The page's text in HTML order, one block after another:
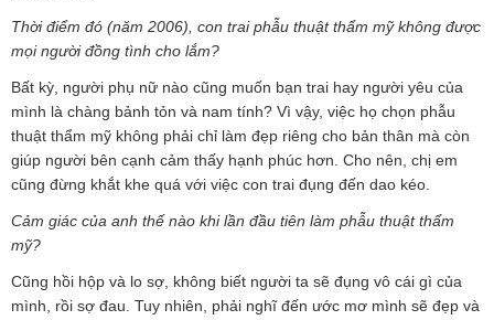
Thời điểm đó (năm 2006), con trai phẫu thuật thẩm mỹ không được
mọi người đồng tình cho lắm?
Bất kỳ, người phụ nữ nào cũng muốn bạn trai hay người yêu của
mình là chàng bảnh tỏn và nam tính? Vì vậy, việc họ chọn phẫu
thuật thẩm mỹ không phải chỉ làm đẹp riêng cho bản thân mà còn
giúp người bên cạnh cảm thấy hạnh phúc hơn. Cho nên, chị em
cũng đừng khắt khe quá với việc con trai đụng đến dao kéo.
Cảm giác của anh thế nào khi lần đầu tiên làm phẫu thuật thẩm
mỹ?
Cũng hồi hộp và lo sợ, không biết người ta sẽ đụng vô cái gì của
mình, rồi sợ đau. Tuy nhiên, phải nghĩ đến ước mơ mình sẽ đẹp và